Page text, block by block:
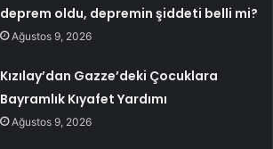
deprem oldu, depremin şiddeti belli mi?
Ağustos 9, 2026
Kızılay’dan Gazze’deki Çocuklara
Bayramlık Kıyafet Yardımı
Ağustos 9, 2026